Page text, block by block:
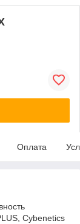
Оплата
Cybenetics